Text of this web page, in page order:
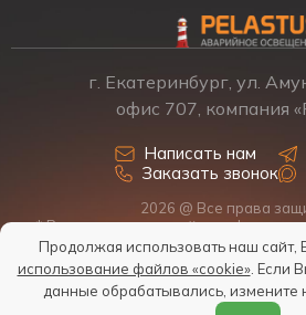
г. Екатеринбург, ул.
офис 707, компания
Написать нам
Заказать звонок
2026 @ Все права
* Размещенная на сайте
является офертой, наличие,
обсуждаются индивидуально
Политика обработки
Согласие на обработку
Продолжая использовать наш сайт,
использование файлов «cookie». Если
данные обрабатывались, измените